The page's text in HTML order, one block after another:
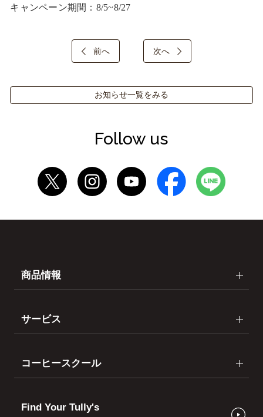
キャンペーン期間：8/5~8/27
前へ 次へ
お知らせ一覧をみる
Follow us
商品情報
サービス
コーヒースクール
Find Your Tully's